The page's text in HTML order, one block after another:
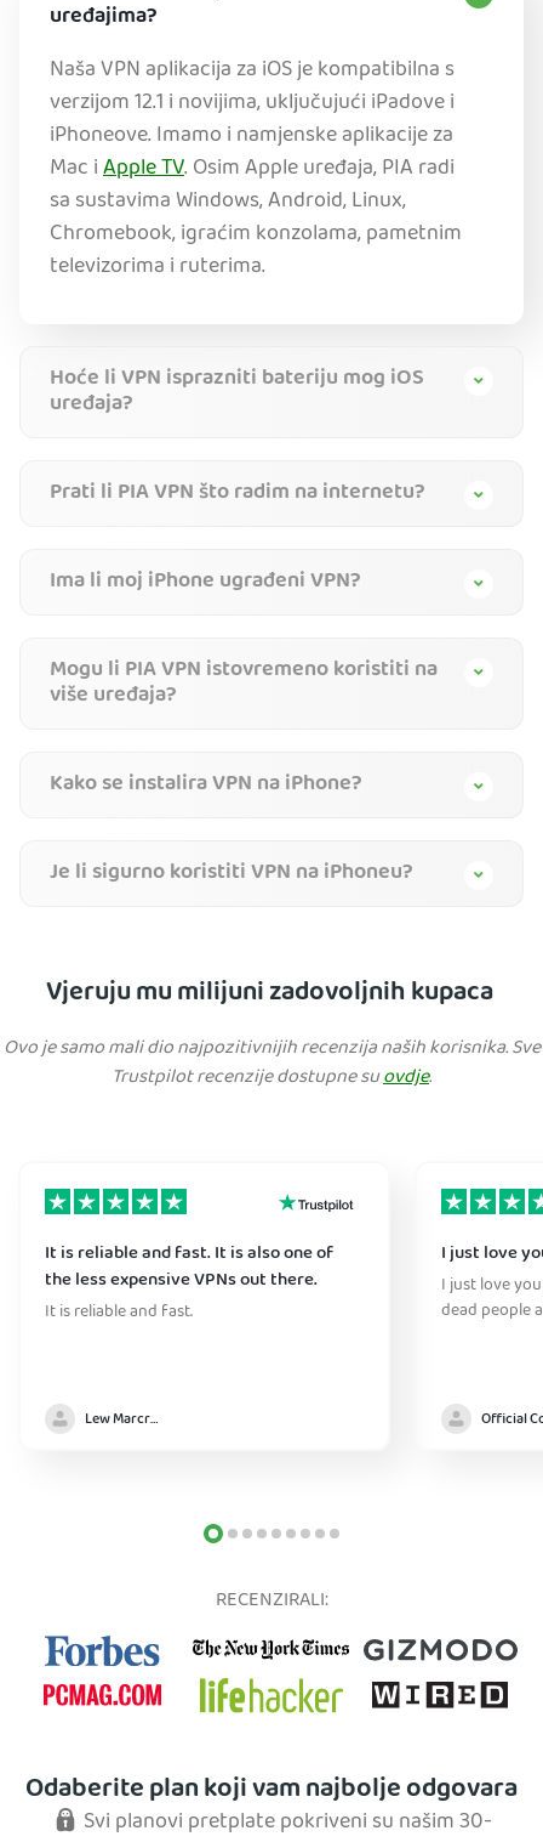
uređajima?
Naša VPN aplikacija za iOS je kompatibilna s
verzijom 12.1 i novijima, uključujući iPadove i
iPhoneove. Imamo i namjenske aplikacije za
Mac iApple TV. Osim Apple uređaja, PIA radi
sa sustavima Windows, Android, Linux,
Chromebook, igraćim konzolama, pametnim
televizorima i ruterima.
Hoće li VPN isprazniti bateriju mog iOS
uređaja?
Prati li PIA VPN što radim na internetu?
Ima li moj iPhone ugrađeni VPN?
Mogu li PIA VPN istovremeno koristiti na
više uređaja?
Kako se instalira VPN na iPhone?
Je li sigurno koristiti VPN na iPhoneu?
Vjeruju mu milijuni zadovoljnih kupaca
Ovo je samo mali dio najpozitivnijih recenzija naših korisnika. Sve
Trustpilot recenzije dostupne suovdje.
It is reliable and fast. It is also one of
the less expensive VPNs out there.
It is reliable and fast.
Lew Marcrum
I just love
I just love
dead people
RECENZIRALI:
Odaberite plan koji vam najbolje odgovara
Svi planovi pretplate pokriveni su našim 30-